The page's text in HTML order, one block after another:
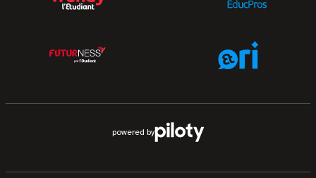
powered by